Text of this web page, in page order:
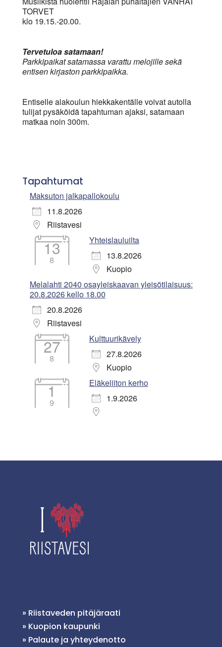
TORVET
klo 19.15.-20.00.
Tervetuloa satamaan!
Parkkipaikat satamassa varattu melojille sekä
entisen kirjaston parkkipaikka.
Entiselle alakoulun hiekkakentälle voivat autolla
tulijat pysäköidä tapahtuman ajaksi, satamaan
matkaa noin 300m.
Tapahtumat
Maksuton jalkapallokoulu
11.8.2026
Riistavesi
13
8
Yhteislauluilta
13.8.2026
Kuopio
Melalahti 2040 osayleiskaavan yleisötilaisuus:
20.8.2026 kello 18.00
20.8.2026
Riistavesi
27
8
Kulttuurikävely
27.8.2026
Kuopio
1
9
Eläkeliiton kerho
1.9.2026
» Riistaveden pitäjäraati
» Kuopion kaupunki
» Palaute ja yhteydenotto